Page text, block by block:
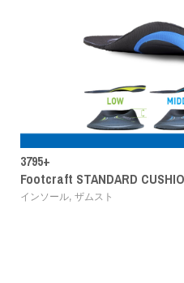
(インソール) [10%OFF]